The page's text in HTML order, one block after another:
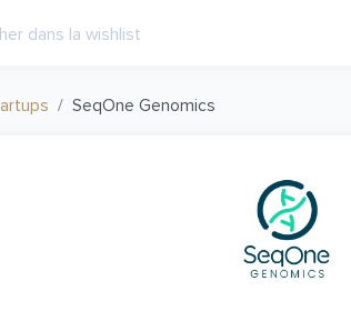
SeqOne Genomics